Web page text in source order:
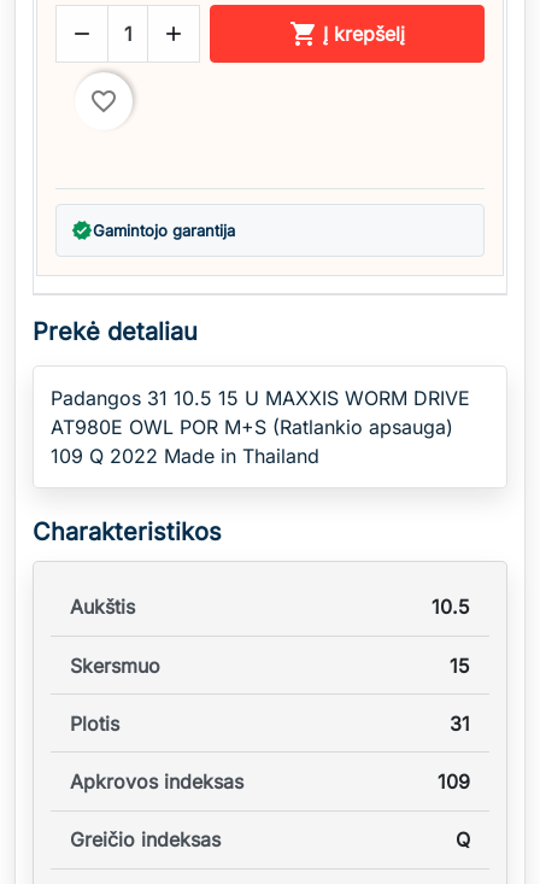
   Į krepšelį
favorite_border
verifiedGamintojo garantija
Prekė detaliau
Padangos 31 10.5 15 U MAXXIS WORM DRIVE
AT980E OWL POR M+S (Ratlankio apsauga)
109 Q 2022 Made in Thailand
Charakteristikos
Aukštis 10.5
Skersmuo 15
Plotis 31
Apkrovos indeksas 109
Greičio indeksas Q